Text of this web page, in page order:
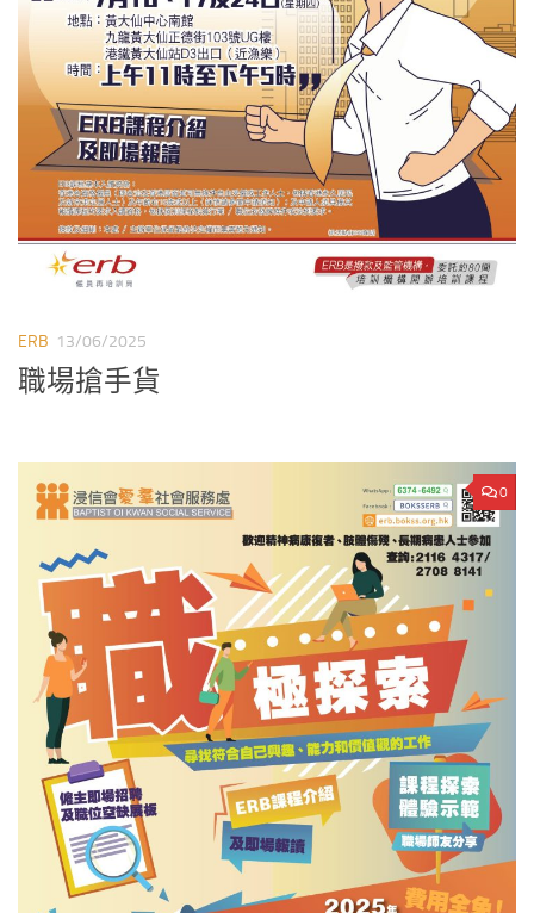
ERB 13/06/2025
職場搶手貨
0